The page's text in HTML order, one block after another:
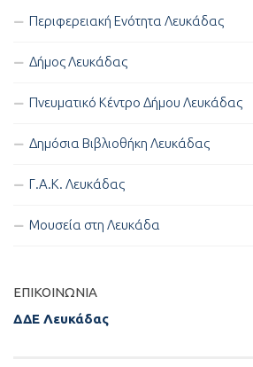
Περιφερειακή Ενότητα Λευκάδας
Δήμος Λευκάδας
Πνευματικό Κέντρο Δήμου Λευκάδας
Δημόσια Βιβλιοθήκη Λευκάδας
Γ.Α.Κ. Λευκάδας
Μουσεία στη Λευκάδα
ΕΠΙΚΟΙΝΩΝΊΑ
ΔΔΕ Λευκάδας